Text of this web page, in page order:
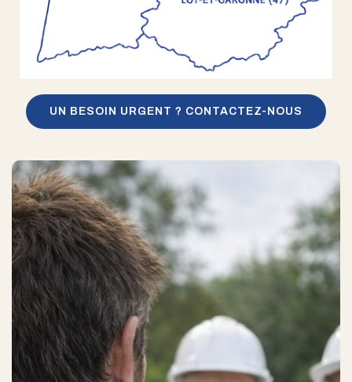
UN BESOIN URGENT ? CONTACTEZ-NOUS